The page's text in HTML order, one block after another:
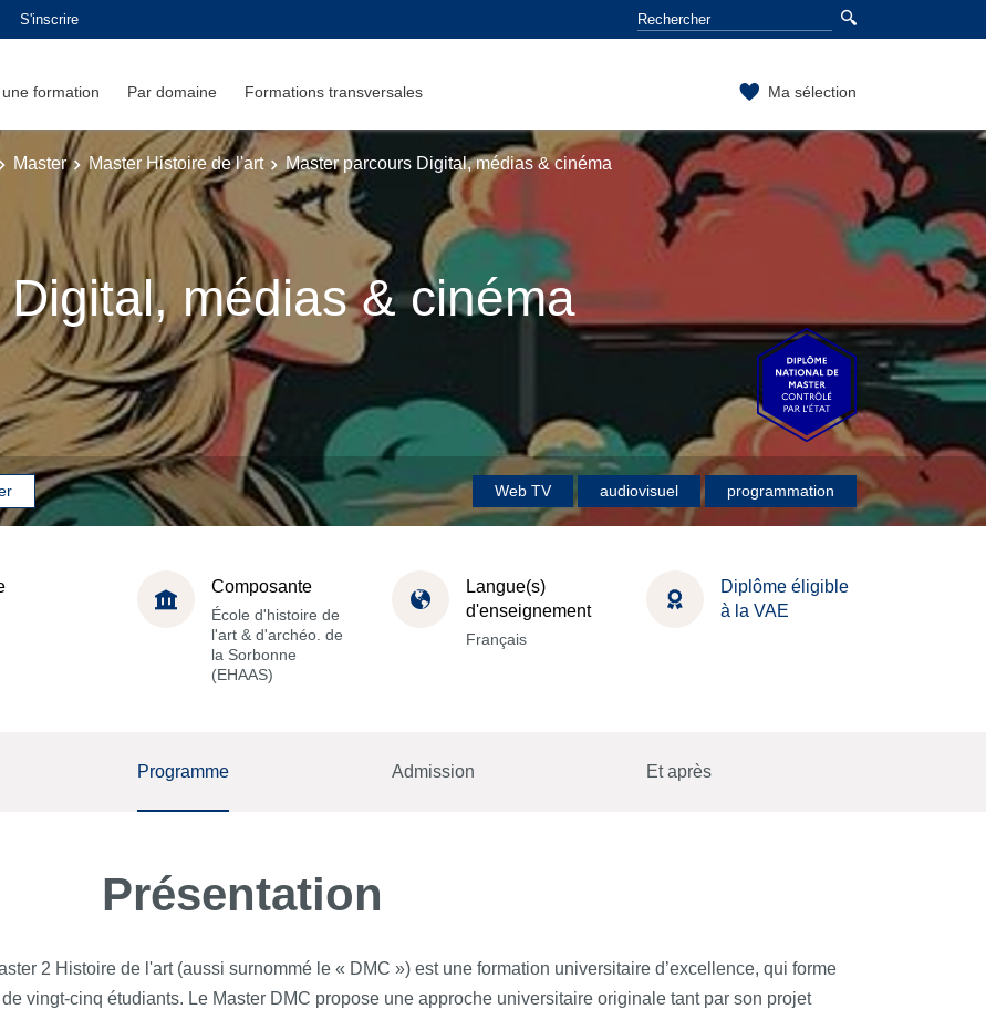
S'inscrire
formation Par domaine Formations transversales Ma sélection
Master Master Histoire de l'art Master parcours Digital, médias & cinéma
médias & cinéma
Web TV audiovisuel programmation
Composante
École d'histoire de
l'art & d'archéo. de
la Sorbonne
(EHAAS)
Langue(s)
d'enseignement
Français
Diplôme éligible
à la VAE
Programme Admission Et après
Présentation
2 Histoire de l'art (aussi surnommé le « DMC ») est une formation universitaire d’excellence, qui forme
vingt-cinq étudiants. Le Master DMC propose une approche universitaire originale tant par son projet